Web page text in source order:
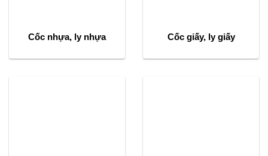
Cốc nhựa, ly nhựa Cốc giấy, ly giấy